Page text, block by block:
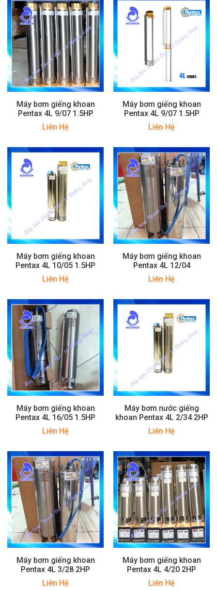
Máy bơm giếng khoan
Pentax 4L 9/07 1.5HP
Liên Hệ
Máy bơm giếng khoan
Pentax 4L 9/07 1.5HP
Liên Hệ
Máy bơm giếng khoan
Pentax 4L 10/05 1.5HP
Liên Hệ
Máy bơm giếng khoan
Pentax 4L 12/04
Liên Hệ
Máy bơm giếng khoan
Pentax 4L 16/05 1.5HP
Liên Hệ
Máy bơm nước giếng
khoan Pentax 4L 2/34 2HP
Liên Hệ
Máy bơm giếng khoan
Pentax 4L 3/28 2HP
Liên Hệ
Máy bơm giếng khoan
Pentax 4L 4/20 2HP
Liên Hệ